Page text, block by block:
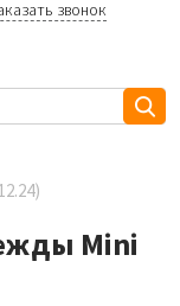
звонок
Mini